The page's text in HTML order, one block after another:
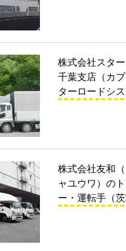
株式会社スタ
千葉支店（カ
ターロードシ
株式会社友和
ャユウワ）の
ー・運転手（